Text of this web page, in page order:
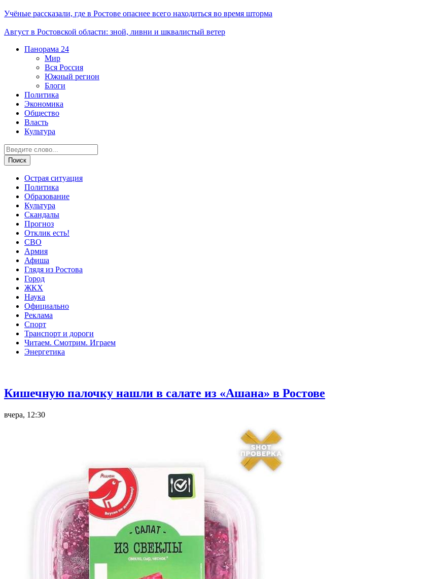
Учёные рассказали, где в Ростове опаснее всего находиться во время шторма
Август в Ростовской области: зной, ливни и шквалистый ветер
Панорама 24
Мир
Вся Россия
Южный регион
Блоги
Политика
Экономика
Общество
Власть
Культура
Острая ситуация
Политика
Образование
Культура
Скандалы
Прогноз
Отклик есть!
СВО
Армия
Афиша
Глядя из Ростова
Город
ЖКХ
Наука
Официально
Реклама
Спорт
Транспорт и дороги
Читаем. Смотрим. Играем
Энергетика
Кишечную палочку нашли в салате из «Ашана» в Ростове
вчера, 12:30